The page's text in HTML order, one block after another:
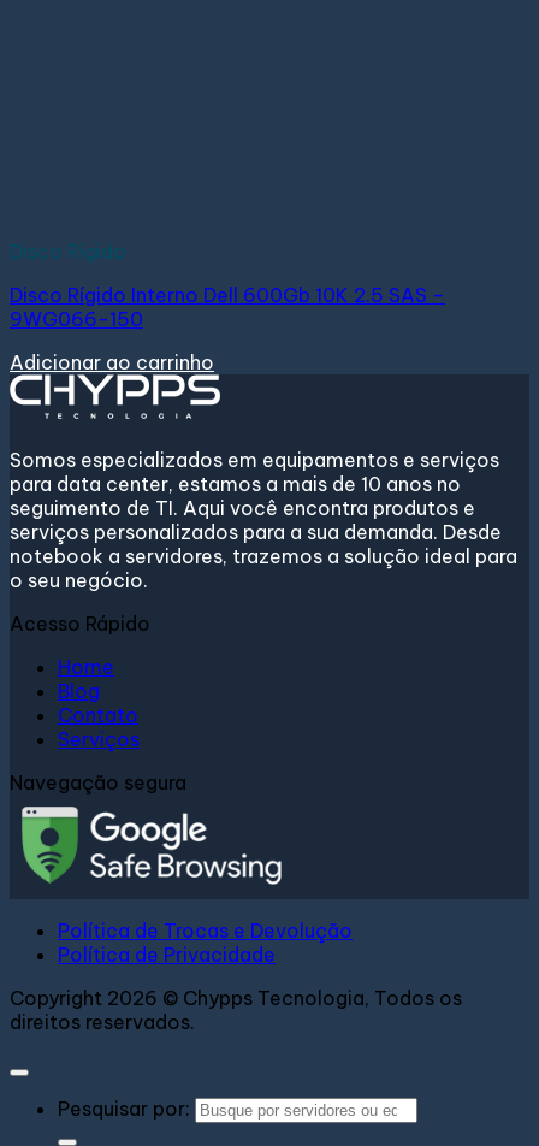
Disco Rígido
Disco Rígido Interno Dell 600Gb 10K 2.5 SAS –
9WG066-150
Adicionar ao carrinho
Somos especializados em equipamentos e serviços
para data center, estamos a mais de 10 anos no
seguimento de TI. Aqui você encontra produtos e
serviços personalizados para a sua demanda. Desde
notebook a servidores, trazemos a solução ideal para
o seu negócio.
Acesso Rápido
Home
Blog
Contato
Serviços
Navegação segura
Política de Trocas e Devolução
Política de Privacidade
Copyright 2026 © Chypps Tecnologia, Todos os
direitos reservados.
Pesquisar por: